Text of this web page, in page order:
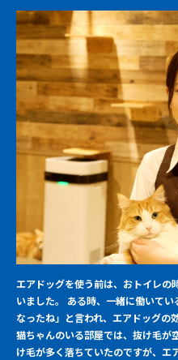
エアドッグを使う前は、おトイレの
いました。 ある時、一緒に働いて
なったね」と言われ、エアドッグの
猫ちゃんのいる部屋では、抜け毛が
け毛が多く落ちていたのですが、エ